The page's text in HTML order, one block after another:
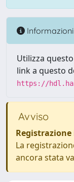
Informazioni
Utilizza
link a questo
https://
Avviso
La
ancora stata